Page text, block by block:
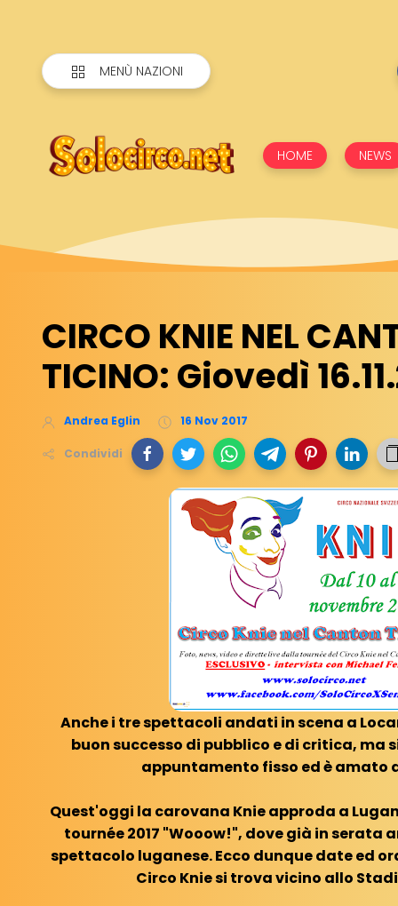
MENÙ NAZIONI
HOME NEWS
CIRCO KNIE NEL
TICINO: Giovedì
Andrea Eglin 16 Nov 2017
Condividi
Anche i tre spettacoli andati in scena a
buon successo di pubblico e di critica, ma
appuntamento fisso ed è amato
Quest'oggi la carovana Knie approda a
tournée 2017 "Wooow!", dove già in serata
spettacolo luganese. Ecco dunque date ed
Circo Knie si trova vicino allo